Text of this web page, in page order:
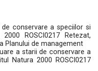
conservare a speciilor si
ROSCI0217 Retezat,
Planului de management
a starii de conservare a
Natura 2000 ROSCI0217